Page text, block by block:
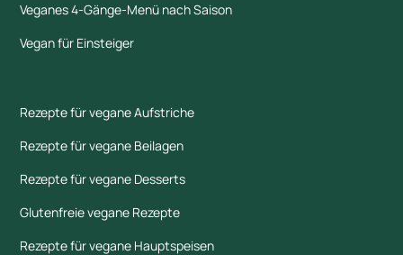
Veganes 4-Gänge-Menü nach Saison
Vegan für Einsteiger
Rezepte für vegane Aufstriche
Rezepte für vegane Beilagen
Rezepte für vegane Desserts
Glutenfreie vegane Rezepte
Rezepte für vegane Hauptspeisen